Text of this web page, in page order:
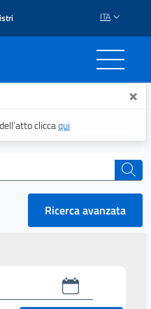
ITA
portale ×
cliccaqui
cerca
Ricerca avanzata